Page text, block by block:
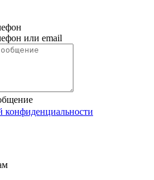
или email
конфиденциальности